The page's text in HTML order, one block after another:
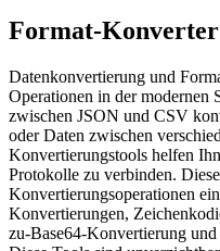
Format-
Datenkonvertierung und
Operationen in der
zwischen JSON und CSV
oder Daten zwischen
Konvertierungstools helfen
Protokolle zu verbinden.
Konvertierungsoperationen
Konvertierungen,
zu-Base64-Konvertierung